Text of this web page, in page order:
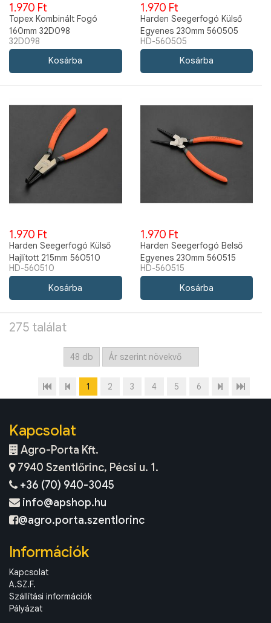
1.970 Ft
Topex Kombinált Fogó
160mm 32D098
32D098
1.970 Ft
Harden Seegerfogó Külső
Egyenes 230mm 560505
HD-560505
1.970 Ft
Harden Seegerfogó Külső
Hajlított 215mm 560510
HD-560510
1.970 Ft
Harden Seegerfogó Belső
Egyenes 230mm 560515
HD-560515
275 találat
1 2 3 4 5 6
Kapcsolat
Agro-Porta Kft.
7940 Szentlőrinc, Pécsi u. 1.
+36 (70) 940-3045
info@apshop.hu
@agro.porta.szentlorinc
Információk
Kapcsolat
A.SZ.F.
Szállítási információk
Pályázat